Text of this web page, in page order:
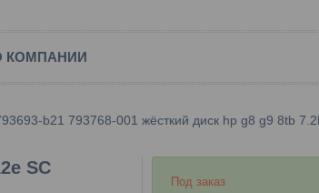
КОМПАНИИ
b21 793768-001 жёсткий диск hp g8 g9 8tb
SC
Под заказ